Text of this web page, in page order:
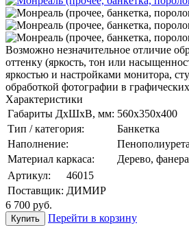
Возможно незначительное отличие
оттенку (яркость, тон или
яркостью и настройками монитора,
обработкой фотографии в
Характеристики
Габариты ДхШхВ, мм: 560x350x400
Тип / категория:
Банкетка
Наполнение:
Материал каркаса:
Дерево,
Артикул:
46015
Поставщик: ДИМИР
6 700 руб.
Перейти в корзину